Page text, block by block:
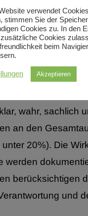
wie folgt:
klar
wahr, sachlich
an den
20%). Die
werden
berücksichtigen
und
verwendet
stimmen Sie der
Cookies zu. In den
Cookies
beim
Akzeptieren